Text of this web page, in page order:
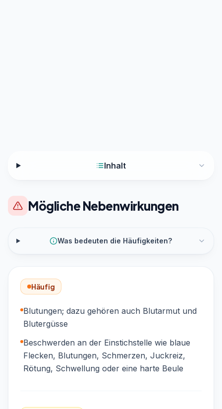
Inhalt
Mögliche Nebenwirkungen
Was bedeuten die Häufigkeiten?
Häufig
Blutungen; dazu gehören auch Blutarmut und
Blutergüsse
Beschwerden an der Einstichstelle wie blaue
Flecken, Blutungen, Schmerzen, Juckreiz,
Rötung, Schwellung oder eine harte Beule